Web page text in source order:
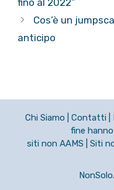
Cos’è un
anticipo
Chi Siamo Contatti
fine
siti non AAMS
Siti